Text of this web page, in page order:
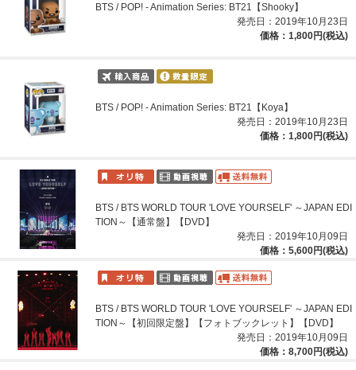
BTS / POP! - Animation Series: BT21【Shooky】
発売日：2019年10月23日
価格：1,800円(税込)
BTS / POP! - Animation Series: BT21【Koya】
発売日：2019年10月23日
価格：1,800円(税込)
BTS / BTS WORLD TOUR 'LOVE YOURSELF' ～JAPAN EDI
TION～【通常盤】【DVD】
発売日：2019年10月09日
価格：5,600円(税込)
BTS / BTS WORLD TOUR 'LOVE YOURSELF' ～JAPAN EDI
TION～【初回限定盤】【フォトブックレット】【DVD】
発売日：2019年10月09日
価格：8,700円(税込)